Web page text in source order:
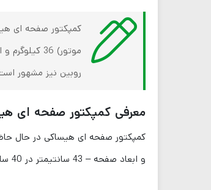
کمپکتور صفحه ای
روبین نیز مشهور
معرفی کمپکتور صفحه ای
و ابعاد صفحه – 43 سانتیمتر در 40 سانتیمتر، تمامی قطعات آن در بازار موجود است که این مزیت مهمی به حساب می آید! این کالا به کمپکتور روبین نیز مشهور است.